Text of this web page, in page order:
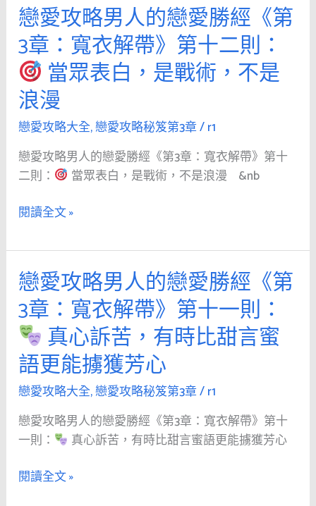
內
在
才
是
她
最
渴
望
被
見
地
衣
解
帶》
第
十
三
則：
用
形
容
詞
她
的
幻
想，
比
單
調
讚
美
有
戀愛攻略男人的戀愛勝經《第
3章：寬衣解帶》第十二則：
當眾表白，是戰術，不是
浪漫
戀愛攻略大全,戀愛攻略秘笈第3章/r1
戀愛攻略男人的戀愛勝經《第3章：寬衣解帶》第十
二則：
當眾表白，是戰術，不是浪漫 &nb
戀
愛
攻
略
男
人
的
戀
愛
勝
經
《第
寬
衣
解
帶》
第
十
二
則：
眾
表
閱讀全文 »
戀愛攻略男人的戀愛勝經《第
3章：寬衣解帶》第十一則：
真心訴苦，有時比甜言蜜
語更能擄獲芳心
戀愛攻略大全,戀愛攻略秘笈第3章/r1
戀愛攻略男人的戀愛勝經《第3章：寬衣解帶》第十
一則：
真心訴苦，有時比甜言蜜語更能擄獲芳心
戀
愛
攻
略
男
人
的
戀
愛
經
《第
閱讀全文 »